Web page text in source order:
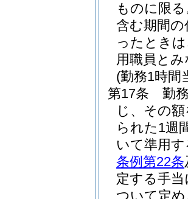
ものに限
含む期間
ったとき
用職員と
(勤務1時間
第17条
勤
じ、その
られた1週
いて準用
条例第22条
定する手
ついて定